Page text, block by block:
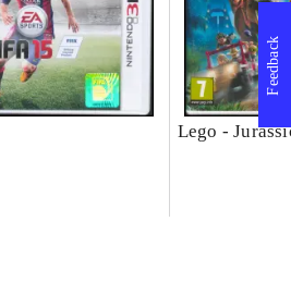
Lego -
Feedback